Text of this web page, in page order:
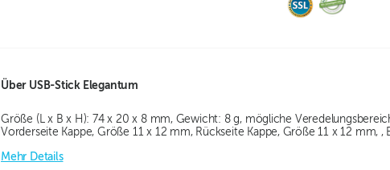
Über USB-Stick Elegantum
Größe (L x B x H): 74 x 20 x 8 mm, Gewicht: 8 g, mögliche
Vorderseite Kappe, Größe 11 x 12 mm, Rückseite Kappe, Größe 11 x 12 mm, ,
Mehr Details